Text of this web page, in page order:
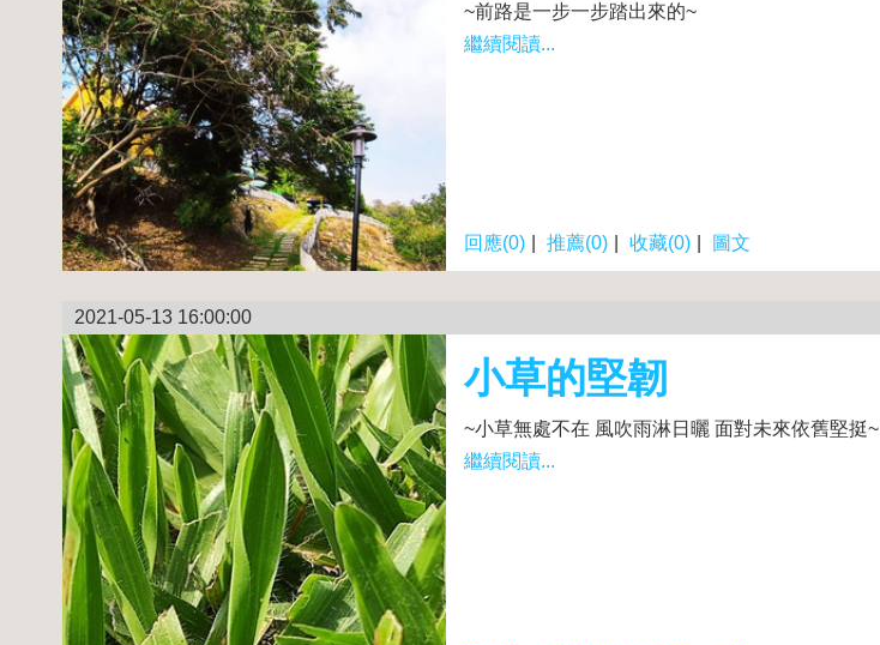
~前路是一步一步踏出來的~
繼續閱讀...
回應(0) 推薦(0) 收藏(0) 圖文
2021-05-13 16:00:00
小草的堅韌
~小草無處不在 風吹雨淋日曬 面對未來依舊堅挺~
繼續閱讀...